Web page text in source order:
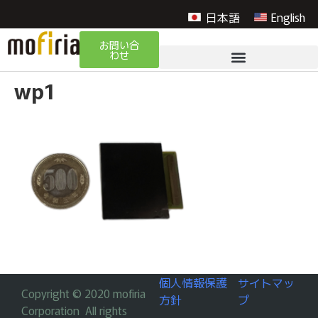
日本語 English
お問い合
わせ
wp1
Copyright © 2020 mofiria
Corporation All rights
サイトマッ
プ
個人情報保護
方針